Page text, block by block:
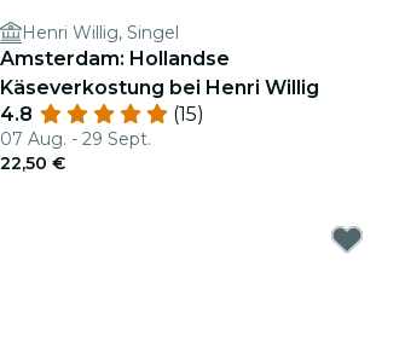
Henri Willig, Singel
Amsterdam: Hollandse
Käseverkostung bei Henri Willig
4.8
(15)
07 Aug. - 29 Sept.
22,50 €